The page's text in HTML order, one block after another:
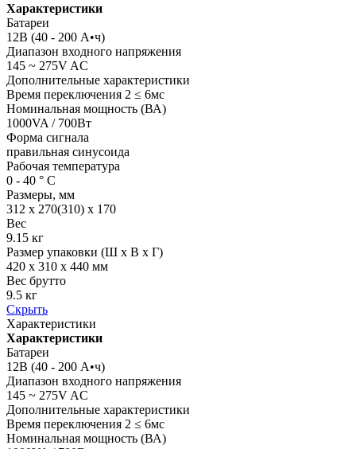
Характеристики
Батареи
12В (40 - 200 А•ч)
Диапазон входного напряжения
145 ~ 275V AC
Дополнительные характеристики
Время переключения 2 ≤ 6мс
Номинальная мощность (ВА)
1000VA / 700Вт
Форма сигнала
правильная синусоида
Рабочая температура
0 - 40 ° С
Размеры, мм
312 х 270(310) х 170
Вес
9.15 кг
Размер упаковки (Ш х В х Г)
420 x 310 x 440 мм
Вес брутто
9.5 кг
Скрыть
Характеристики
Характеристики
Батареи
12В (40 - 200 А•ч)
Диапазон входного напряжения
145 ~ 275V AC
Дополнительные характеристики
Время переключения 2 ≤ 6мс
Номинальная мощность (ВА)